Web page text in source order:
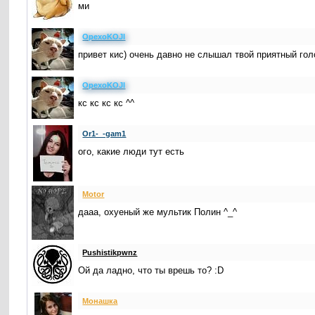
ми
OpexoKOJI
привет кис) очень давно не слышал твой приятный
OpexoKOJI
кс кс кс кс ^^
Or1-_-gam1
ого, какие люди тут есть
Motor
дааа, охуеный же мультик Полин ^_^
Pushistikpwnz
Ой да ладно, что ты врешь то? :D
Монашка